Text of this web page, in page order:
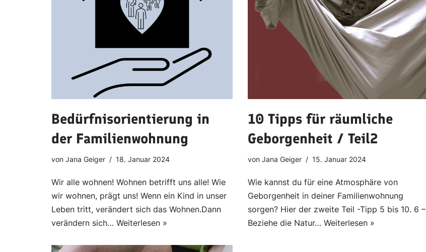
Bedürfnisorientierung in
der Familienwohnung
von Jana Geiger 18. Januar 2024
Wir alle wohnen! Wohnen betrifft uns alle! Wie
wir wohnen, prägt uns! Wenn ein Kind in unser
Leben tritt, verändert sich das Wohnen.Dann
verändern sich… Weiterlesen »
10 Tipps für räumliche
Geborgenheit / Teil2
von Jana Geiger 15. Januar 2024
Wie kannst du für eine Atmosphäre von
Geborgenheit in deiner Familienwohnung
sorgen? Hier der zweite Teil -Tipp 5 bis 10. 6 –
Beziehe die Natur… Weiterlesen »